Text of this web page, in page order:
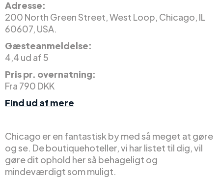
Adresse:
200 North Green Street, West Loop, Chicago, IL
60607, USA.
Gæsteanmeldelse:
4,4 ud af 5
Pris pr. overnatning:
Fra 790 DKK
Find ud af mere
Chicago er en fantastisk by med så meget at gøre
og se. De boutiquehoteller, vi har listet til dig, vil
gøre dit ophold her så behageligt og
mindeværdigt som muligt.